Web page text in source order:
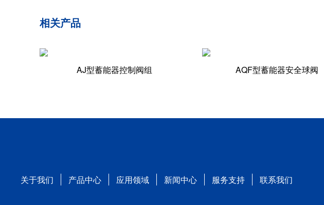
相关产品
AJ型蓄能器控制阀组 AQF型蓄能器安全球阀
关于我们 产品中心 应用领域 新闻中心 服务支持 联系我们